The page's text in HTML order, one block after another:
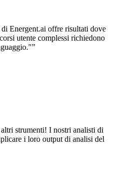
Energent.ai offre risultati dove
utente complessi richiedono
”
strumenti! I nostri analisti di
i loro output di analisi del